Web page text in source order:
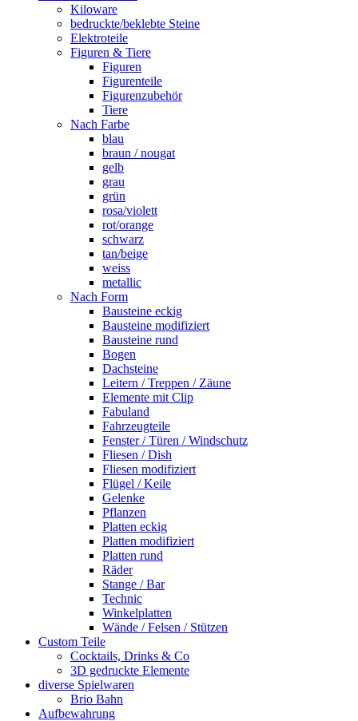
Kiloware
bedruckte/beklebte Steine
Elektroteile
Figuren & Tiere
Figuren
Figurenteile
Figurenzubehör
Tiere
Nach Farbe
blau
braun / nougat
gelb
grau
grün
rosa/violett
rot/orange
schwarz
tan/beige
weiss
metallic
Nach Form
Bausteine eckig
Bausteine modifiziert
Bausteine rund
Bogen
Dachsteine
Leitern / Treppen / Zäune
Elemente mit Clip
Fabuland
Fahrzeugteile
Fenster / Türen / Windschutz
Fliesen / Dish
Fliesen modifiziert
Flügel / Keile
Gelenke
Pflanzen
Platten eckig
Platten modifiziert
Platten rund
Räder
Stange / Bar
Technic
Winkelplatten
Wände / Felsen / Stützen
Custom Teile
Cocktails, Drinks & Co
3D gedruckte Elemente
diverse Spielwaren
Brio Bahn
Aufbewahrung